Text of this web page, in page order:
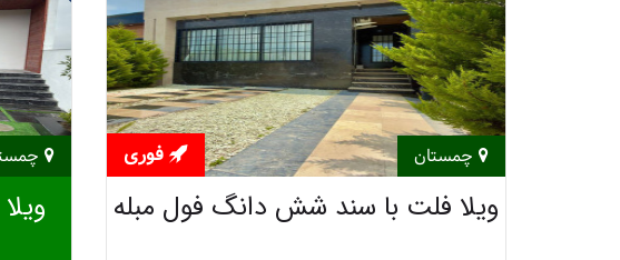
چمستان فوری
ویلا فلت با سند شش دانگ فول مبله